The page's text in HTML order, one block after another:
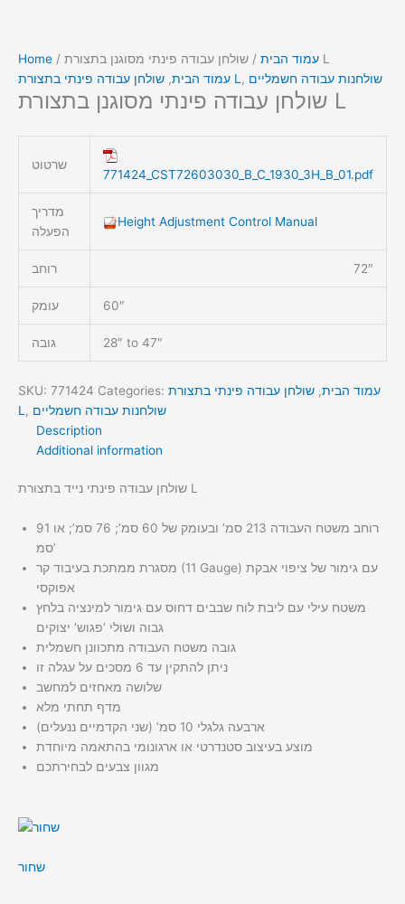
Home / עמוד הבית / שולחן עבודה פינתי מסוגנן בתצורת L
עמוד הבית, שולחן עבודה פינתי בתצורת L , שולחנות עבודה חשמליים
שולחן עבודה פינתי מסוגנן בתצורת L
שרטוט
771424_CST72603030_B_C_1930_3H_B_01.pdf
מדריך
הפעלה
Height Adjustment Control Manual
רוחב 72″
עומק 60″
גובה 28″ to 47″
SKU: 771424 Categories: עמוד הבית, שולחן עבודה פינתי בתצורת
L , שולחנות עבודה חשמליים
Description
Additional information
שולחן עבודה פינתי נייד בתצורת L
רוחב משטח העבודה 213 סמ’ ובעומק של 60 סמ’; 76 סמ’; או 91
סמ’
מסגרת ממתכת בעיבוד קר (11 Gauge) עם גימור של ציפוי אבקת
אפוקסי
משטח עילי עם ליבת לוח שבבים דחוס עם גימור למינציה בלחץ
גבוה ושולי ‘פגוש’ יצוקים
גובה משטח העבודה מתכוונן חשמלית
ניתן להתקין עד 6 מסכים על עגלה זו
שלושה מאחזים למחשב
מדף תחתי מלא
ארבעה גלגלי 10 סמ’ (שני הקדמיים ננעלים)
מוצע בעיצוב סטנדרטי או ארגונומי בהתאמה מיוחדת
מגוון צבעים לבחירתכם
שחור